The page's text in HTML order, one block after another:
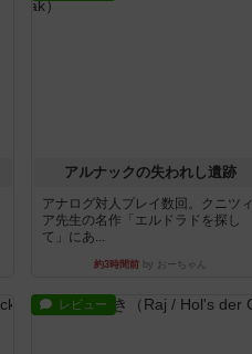
アルナックの失われし遺跡
アナログ対人プレイ数回。クニツィ
ア先生の名作「エルドラドを探し
て」にあ...
約3時間前 by おーちゃん
レビュー